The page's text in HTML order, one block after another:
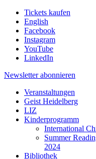
Tickets kaufen
English
Facebook
Instagram
YouTube
LinkedIn
Newsletter abonnieren
Veranstaltungen
Geist Heidelberg
LIZ
Kinderprogramm
International
Summer
2024
Bibliothek